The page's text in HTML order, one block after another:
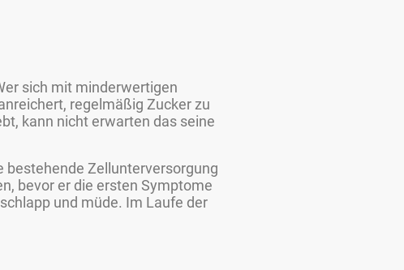
sich mit minderwertigen
regelmäßig Zucker zu
kann nicht erwarten das seine
bestehende Zellunterversorgung
bevor er die ersten Symptome
und müde. Im Laufe der